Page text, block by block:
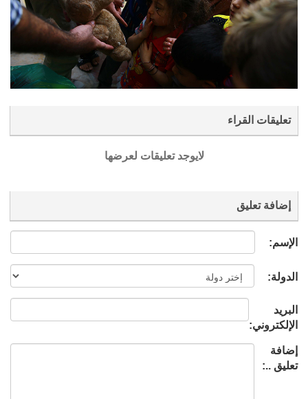
تعليقات القراء
لايوجد تعليقات لعرضها
إضافة تعليق
الإسم:
الدولة:
البريد
الإلكتروني:
إضافة
تعليق ..: